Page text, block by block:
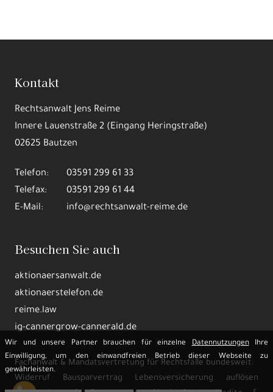
Kontakt
Rechtsanwalt Jens Reime
Innere Lauenstraße 2 (Eingang Heringstraße)
02625 Bautzen
Telefon:
03591 299 61 33
Telefax:
03591 299 61 44
E-Mail:
info@rechtsanwalt-reime.de
Besuchen Sie auch
aktionaersanwalt.de
aktionaerstelefon.de
reime.law
ig-cannergrow-cannerald.de
Fachanwalt & Mandatsvertretung für Rechtsfälle bundesweit:
Widerruf Bausparvertrag Lebensversicherung auflösen
Wir und unsere Partner brauchen für einzelneDatennutzungenIhre
Einwilligung, um den einwandfreien Betrieb dieser Webseite zu
gewährleisten.